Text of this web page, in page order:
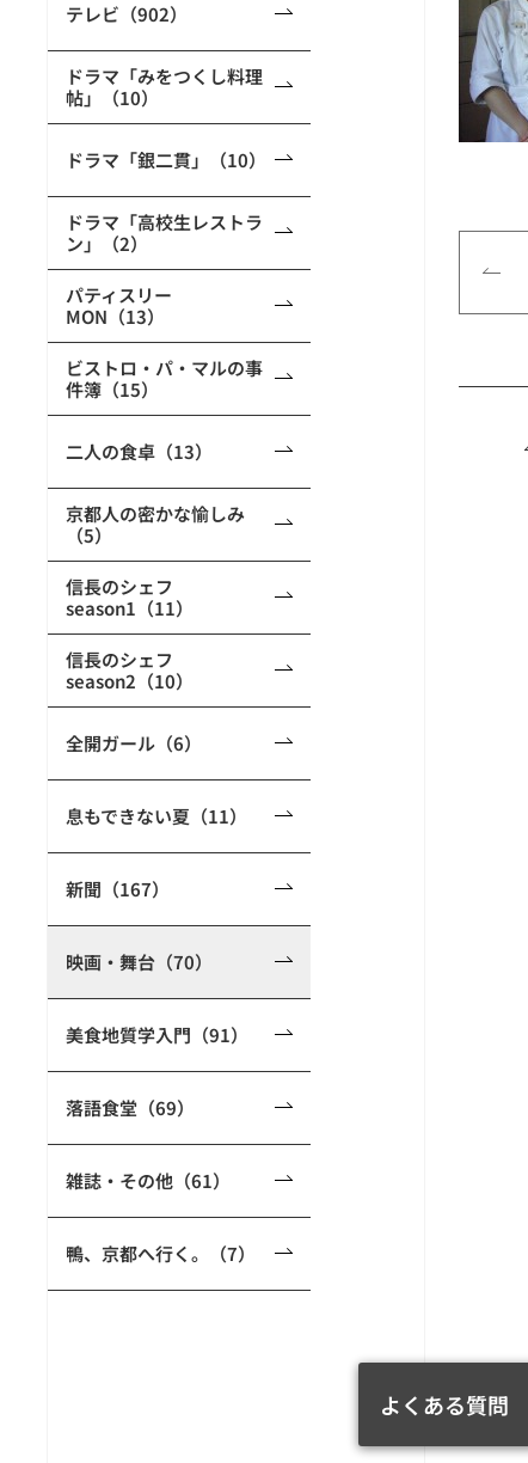
テレビ（902）
ドラマ「みをつくし料理
帖」（10）
ドラマ「銀二貫」（10）
ドラマ「高校生レストラ
ン」（2）
パティスリー
MON（13）
ビストロ・パ・マルの事
件簿（15）
二人の食卓（13）
京都人の密かな愉しみ
（5）
信長のシェフ
season1（11）
信長のシェフ
season2（10）
全開ガール（6）
息もできない夏（11）
新聞（167）
映画・舞台（70）
美食地質学入門（91）
落語食堂（69）
雑誌・その他（61）
鴨、京都へ行く。（7）
よくある質問